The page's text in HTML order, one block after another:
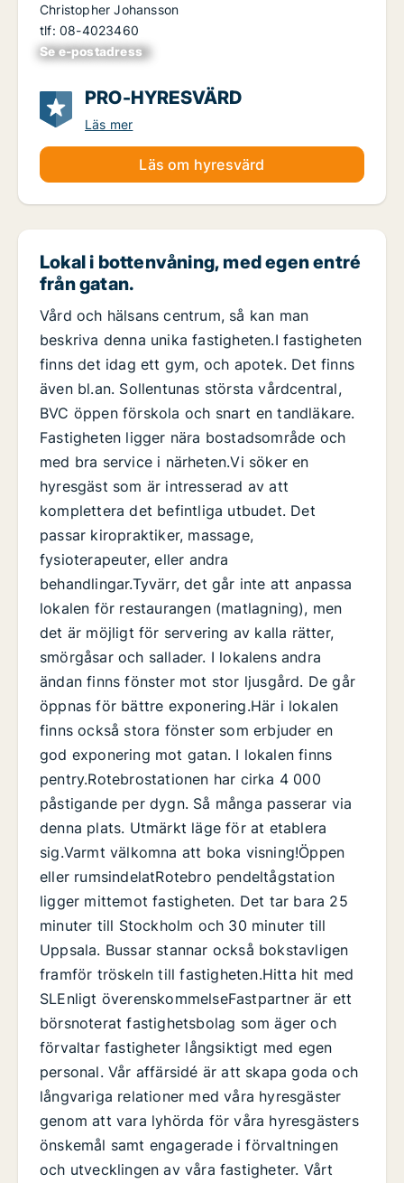
Christopher Johansson
tlf: 08-4023460
Se e-postadress
xxxxxxxxxxxxxxx
PRO-HYRESVÄRD
Läs mer
Läs om hyresvärd
Lokal i bottenvåning, med egen entré
från gatan.
Vård och hälsans centrum, så kan man
beskriva denna unika fastigheten.I fastigheten
finns det idag ett gym, och apotek. Det finns
även bl.an. Sollentunas största vårdcentral,
BVC öppen förskola och snart en tandläkare.
Fastigheten ligger nära bostadsområde och
med bra service i närheten.Vi söker en
hyresgäst som är intresserad av att
komplettera det befintliga utbudet. Det
passar kiropraktiker, massage,
fysioterapeuter, eller andra
behandlingar.Tyvärr, det går inte att anpassa
lokalen för restaurangen (matlagning), men
det är möjligt för servering av kalla rätter,
smörgåsar och sallader. I lokalens andra
ändan finns fönster mot stor ljusgård. De går
öppnas för bättre exponering.Här i lokalen
finns också stora fönster som erbjuder en
god exponering mot gatan. I lokalen finns
pentry.Rotebrostationen har cirka 4 000
påstigande per dygn. Så många passerar via
denna plats. Utmärkt läge för at etablera
sig.Varmt välkomna att boka visning!Öppen
eller rumsindelatRotebro pendeltågstation
ligger mittemot fastigheten. Det tar bara 25
minuter till Stockholm och 30 minuter till
Uppsala. Bussar stannar också bokstavligen
framför tröskeln till fastigheten.Hitta hit med
SLEnligt överenskommelseFastpartner är ett
börsnoterat fastighetsbolag som äger och
förvaltar fastigheter långsiktigt med egen
personal. Vår affärsidé är att skapa goda och
långvariga relationer med våra hyresgäster
genom att vara lyhörda för våra hyresgästers
önskemål samt engagerade i förvaltningen
och utvecklingen av våra fastigheter. Vårt